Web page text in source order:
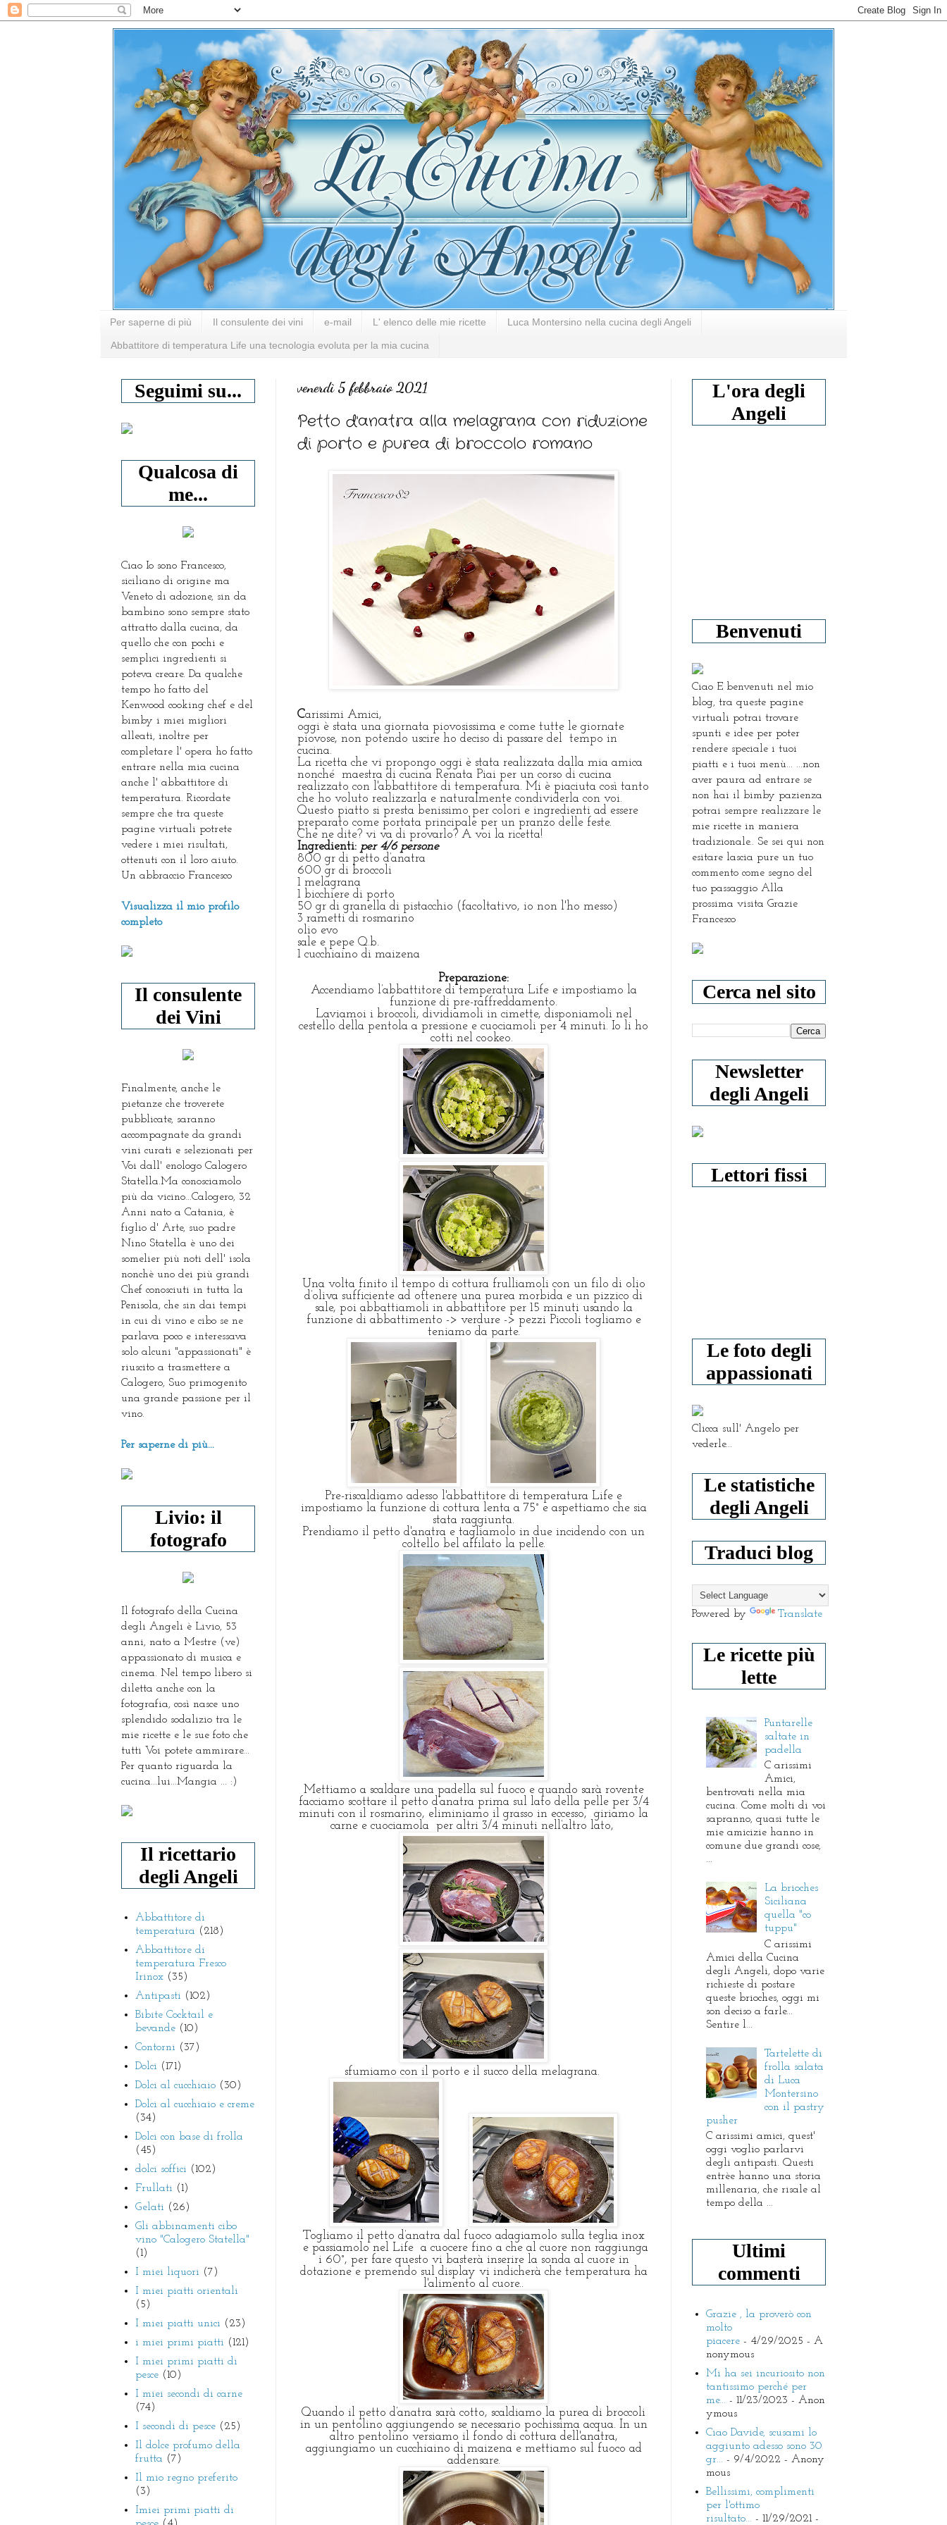
Per saperne di più Il consulente dei vini e-mail L' elenco delle mie ricette Luca Montersino nella cucina degli Angeli
Abbattitore di temperatura Life una tecnologia evoluta per la mia cucina
venerdì 5 febbraio 2021
Petto d'anatra alla melagrana con riduzione
di porto e purea di broccolo romano
Carissimi Amici,
oggi è stata una giornata piovosissima e come tutte le giornate
piovose, non potendo uscire ho deciso di passare del tempo in
cucina.
La ricetta che vi propongo oggi è stata realizzata dalla mia amica
nonché maestra di cucina Renata Piai per un corso di cucina
realizzato con l'abbattitore di temperatura. Mi è piaciuta così tanto
che ho voluto realizzarla e naturalmente condividerla con voi.
Questo piatto si presta benissimo per colori e ingredienti ad essere
preparato come portata principale per un pranzo delle feste.
Che ne dite? vi va di provarlo? A voi la ricetta!
Ingredienti: per 4/6 persone
800 gr di petto d’anatra
600 gr di broccoli
1 melagrana
1 bicchiere di porto
50 gr di granella di pistacchio (facoltativo, io non l'ho messo)
3 rametti di rosmarino
olio evo
sale e pepe Q.b.
1 cucchiaino di maizena
Preparazione:
Accendiamo l’abbattitore di temperatura Life e impostiamo la
funzione di pre-raffreddamento.
Laviamoi i broccoli, dividiamoli in cimette, disponiamoli nel
cestello della pentola a pressione e cuociamoli per 4 minuti. Io li ho
cotti nel cookeo.
Una volta finito il tempo di cotturafrulliamoli con un filo di olio
d’oliva sufficiente ad ottenere una purea morbida e un pizzico di
sale, poi abbattiamoli in abbattitore per 15 minuti usando la
funzione di abbattimento -> verdure -> pezzi Piccoli togliamo e
teniamo da parte.
Pre-riscaldiamo adesso l'abbattitore di temperatura Life e
impostiamo la funzione di cottura lenta a 75° e aspettiamo che sia
stata raggiunta.
Prendiamo il petto d'anatra e tagliamolo in due incidendo con un
coltello bel affilato la pelle.
Mettiamo a scaldare una padella sul fuoco e quando sarà rovente
facciamo scottare il petto d’anatra prima sul lato della pelle per 3/4
minuti con il rosmarino, eliminiamo il grasso in eccesso, giriamo la
carne e cuociamola per altri 3/4 minuti nell’altro lato,
sfumiamo con il porto e il succo della melagrana.
Togliamo il petto d’anatra dal fuoco adagiamolo sulla teglia inox
e passiamolo nel Life a cuocere fino a che al cuore non raggiunga
i 60°, per fare questo vi basterà inserire la sonda al cuore in
dotazione e premendo sul display vi indicherà che temperatura ha
l'alimento al cuore..
Quando il petto d’anatra sarà cotto, scaldiamo la purea di broccoli
in un pentolino aggiungendo se necessario pochissima acqua. In un
altro pentolino versiamo il fondo di cottura dell'anatra,
aggiungiamo un cucchiaino di maizena e mettiamo sul fuoco ad
addensare.
Seguimi su...
Qualcosa di
me...
Ciao Io sono Francesco,
siciliano di origine ma
Veneto di adozione, sin da
bambino sono sempre stato
attratto dalla cucina, da
quello che con pochi e
semplici ingredienti si
poteva creare. Da qualche
tempo ho fatto del
Kenwood cooking chef e del
bimby i miei migliori
alleati, inoltre per
completare l' opera ho fatto
entrare nella mia cucina
anche l' abbattitore di
temperatura. Ricordate
sempre che tra queste
pagine virtuali potrete
vedere i miei risultati,
ottenuti con il loro aiuto.
Un abbraccio Francesco
Visualizza il mio profilo
completo
Il consulente
dei Vini
Finalmente, anche le
pietanze che troverete
pubblicate, saranno
accompagnate da grandi
vini curati e selezionati per
Voi dall' enologo Calogero
Statella.Ma conosciamolo
più da vicino...Calogero, 32
Anni nato a Catania, è
figlio d' Arte, suo padre
Nino Statella è uno dei
somelier più noti dell' isola
nonchè uno dei più grandi
Chef conosciuti in tutta la
Penisola, che sin dai tempi
in cui di vino e cibo se ne
parlava poco e interessava
solo alcuni "appassionati" è
riuscito a trasmettere a
Calogero, Suo primogenito
una grande passione per il
vino.
Per saperne di più...
Livio: il
fotografo
Il fotografo della Cucina
degli Angeli è Livio, 53
anni, nato a Mestre (ve)
appassionato di musica e
cinema. Nel tempo libero si
diletta anche con la
fotografia, così nasce uno
splendido sodalizio tra le
mie ricette e le sue foto che
tutti Voi potete ammirare...
Per quanto riguarda la
cucina...lui...Mangia ... :)
Il ricettario
degli Angeli
Abbattitore di
temperatura (218)
Abbattitore di
temperatura Fresco
Irinox (35)
Antipasti (102)
Bibite Cocktail e
bevande (10)
Contorni (37)
Dolci (171)
Dolci al cucchiaio (30)
Dolci al cucchiaio e creme
(34)
Dolci con base di frolla
(45)
dolci soffici (102)
Frullati (1)
Gelati (26)
Gli abbinamenti cibo
vino "Calogero Statella"
(1)
I miei liquori (7)
I miei piatti orientali
(5)
I miei piatti unici (23)
i miei primi piatti (121)
I miei primi piatti di
pesce (10)
I miei secondi di carne
(74)
I secondi di pesce (25)
Il dolce profumo della
frutta (7)
Il mio regno preferito
(3)
Imiei primi piatti di
L'ora degli
Angeli
Benvenuti
Ciao E benvenuti nel mio
blog, tra queste pagine
virtuali potrai trovare
spunti e idee per poter
rendere speciale i tuoi
piatti e i tuoi menù... ...non
aver paura ad entrare se
non hai il bimby pazienza
potrai sempre realizzare le
mie ricette in maniera
tradizionale.. Se sei qui non
esitare lascia pure un tuo
commento come segno del
tuo passaggio Alla
prossima visita Grazie
Francesco
Cerca nel sito
Newsletter
degli Angeli
Lettori fissi
Le foto degli
appassionati
Clicca sull' Angelo per
vederle...
Le statistiche
degli Angeli
Traduci blog
Powered by Translate
Le ricette più
lette
Puntarelle
saltate in
padella
C arissimi
Amici,
bentrovati nella mia
cucina. Come molti di voi
sapranno, quasi tutte le
mie amicizie hanno in
comune due grandi cose,
...
La brioches
Siciliana
quella "co
tuppu"
C arissimi
Amici della Cucina
degli Angeli, dopo varie
richieste di postare
queste brioches, oggi mi
son deciso a farle...
Sentire l...
Tartelette di
frolla salata
di Luca
Montersino
con il pastry
pusher
C arissimi amici, quest'
oggi voglio parlarvi
degli antipasti. Questi
entrèe hanno una storia
millenaria, che risale al
tempo della ...
Ultimi
commenti
Grazie , la proverò con
molto
piacere - 4/29/2025 - A
nonymous
Mi ha sei incuriosito non
tantissimo perché per
me... - 11/23/2023 - Anon
ymous
Ciao Davide, scusami lo
aggiunto adesso sono 30
gr... - 9/4/2022 - Anony
mous
Bellissimi, complimenti
per l'ottimo
risultato... - 11/29/2021-